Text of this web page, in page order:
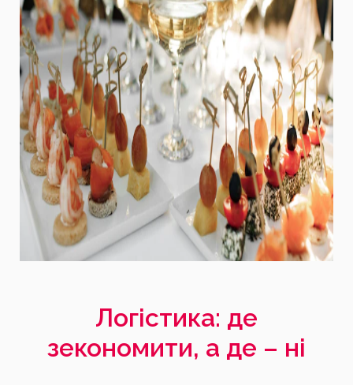
Логістика: де
зекономити, а де – ні